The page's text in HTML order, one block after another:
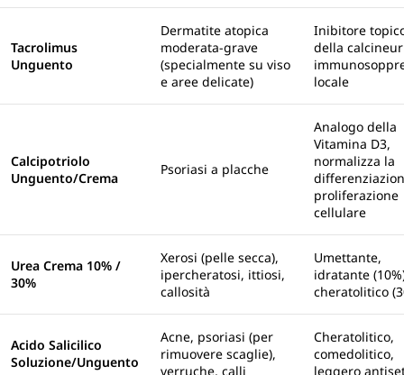
Tacrolimus
Unguento
Dermatite atopica
moderata-grave
(specialmente su viso
e aree delicate)
Inibitore
della
locale
Calcipotriolo
Unguento/Crema
Psoriasi a placche
Analogo della
Vitamina D3,
normalizza la
proliferazione
cellulare
Urea Crema 10% /
30%
Xerosi (pelle secca),
ipercheratosi, ittiosi,
callosità
Umettante,
idratante
cheratolitico
Acido Salicilico
Soluzione/Unguento
Acne, psoriasi (per
rimuovere scaglie),
verruche, calli
Cheratolitico,
comedolitico,
leggero